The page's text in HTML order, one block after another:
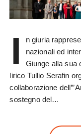
I
n giuria
nazionali ed
Giunge alla sua
lirico Tullio Serafin
collaborazione
sostegno del…